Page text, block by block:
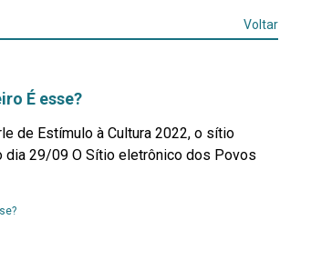
Voltar
É esse?
de Estímulo à Cultura 2022, o sítio
dia 29/09 O Sítio eletrônico dos Povos
Leia